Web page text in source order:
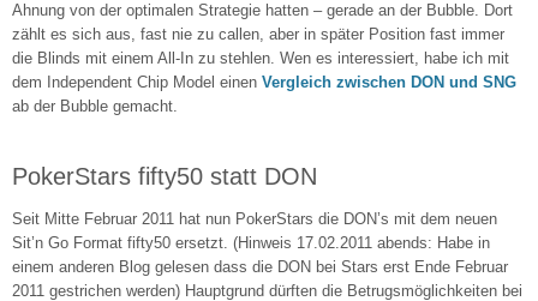
Ahnung von der optimalen Strategie hatten – gerade an der Bubble. Dort
zählt es sich aus, fast nie zu callen, aber in später Position fast immer
die Blinds mit einem All-In zu stehlen. Wen es interessiert, habe ich mit
dem Independent Chip Model einen Vergleich zwischen DON und SNG
ab der Bubble gemacht.
PokerStars fifty50 statt DON
Seit Mitte Februar 2011 hat nun PokerStars die DON’s mit dem neuen
Sit’n Go Format fifty50 ersetzt. (Hinweis 17.02.2011 abends: Habe in
einem anderen Blog gelesen dass die DON bei Stars erst Ende Februar
2011 gestrichen werden) Hauptgrund dürften die Betrugsmöglichkeiten bei